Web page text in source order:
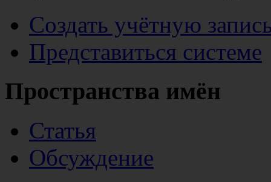
Создать учётную
Представиться системе
Пространства имён
Статья
Обсуждение